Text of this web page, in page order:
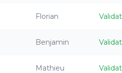
Florian
Benjamin
Mathieu